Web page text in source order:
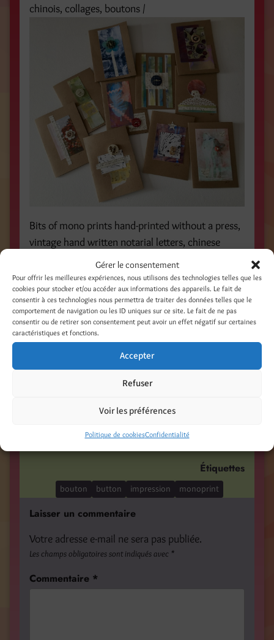
Gérer le consentement
Pour offrir les meilleures expériences, nous utilisons des technologies telles que les
cookies pour stocker et/ou accéder aux informations des appareils. Le fait de
consentir à ces technologies nous permettra de traiter des données telles que le
comportement de navigation ou les ID uniques sur ce site. Le fait de ne pas
consentir ou de retirer son consentement peut avoir un effet négatif sur certaines
caractéristiques et fonctions.
Accepter
Refuser
Voir les préférences
Politique de cookiesConfidentialité
chinois, collages, boutons /
Bits of mono prints hand-printed without a press,
vintage hand written notarial letters, chinese
praying paper, collage and buttons
Partager :
Facebook
Threads
LinkedIn
Illustrations - Peinture - Photo - Mixed Media
Étiquettes
bouton button impression monoprint
Laisser un commentaire
Votre adresse e-mail ne sera pas publiée.
Les champs obligatoires sont indiqués avec *
Commentaire *